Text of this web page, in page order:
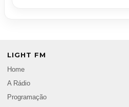
LIGHT FM
Home
A Rádio
Programação